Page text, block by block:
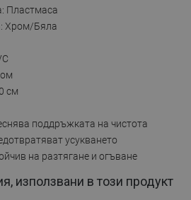
Пластмаса
Хром/Бяла
см
поддръжката на чистота
усукването
на разтягане и огъване
използвани в този продукт